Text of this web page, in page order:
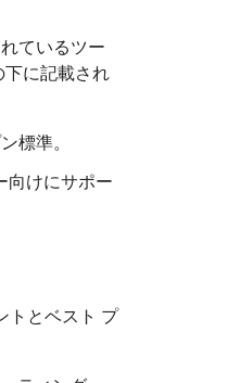
ているツー
下に記載され
標準。
向けにサポー
トとベスト プ